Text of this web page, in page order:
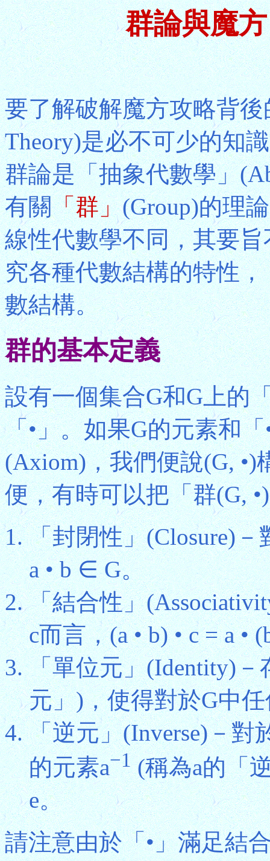
群論與魔
要了解破解魔方攻略背
Theory)是必不可少的知
群論是「抽象代數學」
有關「群」(Group)的理
線性代數學不同，其要
究各種代數結構的特性
數結構。
群的基本定義
設有一個集合G和G上的
「•」。如果G的元素和
(Axiom)，我們便說(G,
便，有時可以把「群(G,
「封閉性」(Closure)
a • b ∈ G。
「結合性」
c而言，(a • b) • c = a •
「單位元」(Identity)－
元」)，使得對於G中任
「逆元」(Inverse)－對
的元素a−1(稱為a的「
e。
請注意由於「•」滿足結